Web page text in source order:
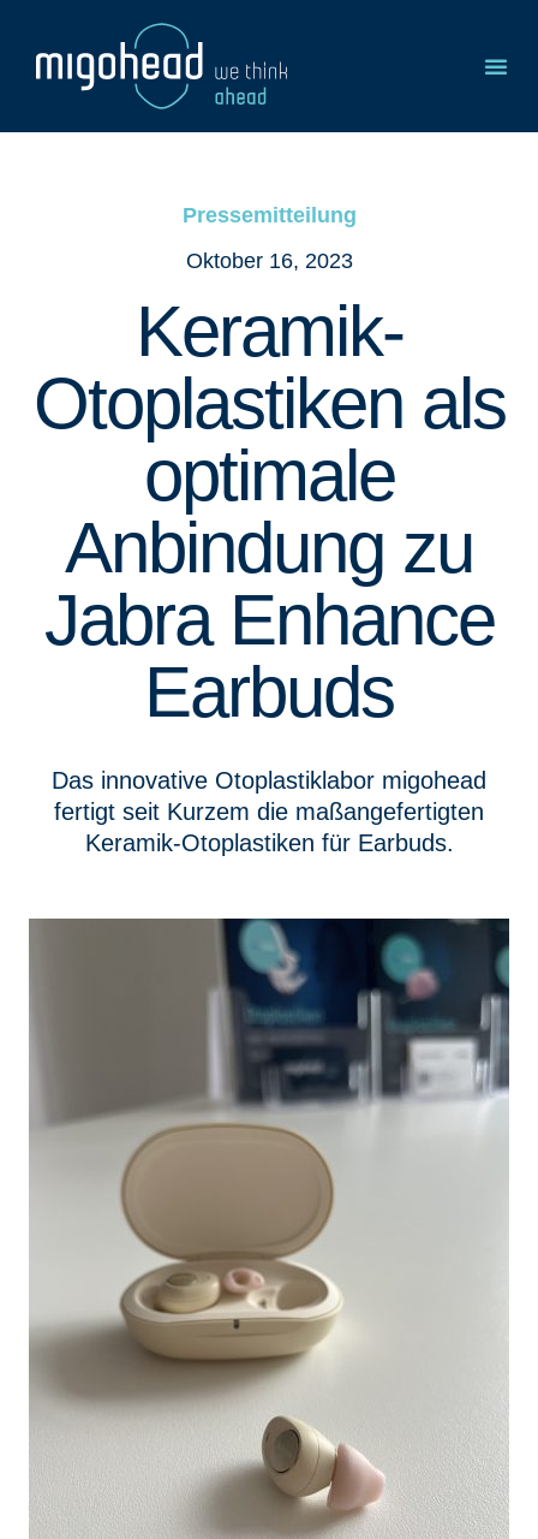
Pressemitteilung
Oktober 16, 2023
Keramik-
Otoplastiken als
optimale
Anbindung zu
Jabra Enhance
Earbuds
Das innovative Otoplastiklabor migohead
fertigt seit Kurzem die maßangefertigten
Keramik-Otoplastiken für Earbuds.